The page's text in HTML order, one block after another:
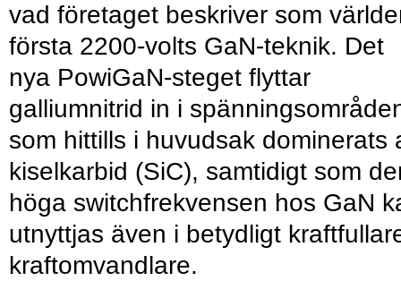
vad företaget beskriver som
första 2200-volts GaN-teknik. Det
nya PowiGaN-steget flyttar
galliumnitrid in i
som hittills i huvudsak dominerats
kiselkarbid (SiC), samtidigt som
höga switchfrekvensen hos GaN
utnyttjas även i betydligt
kraftomvandlare.